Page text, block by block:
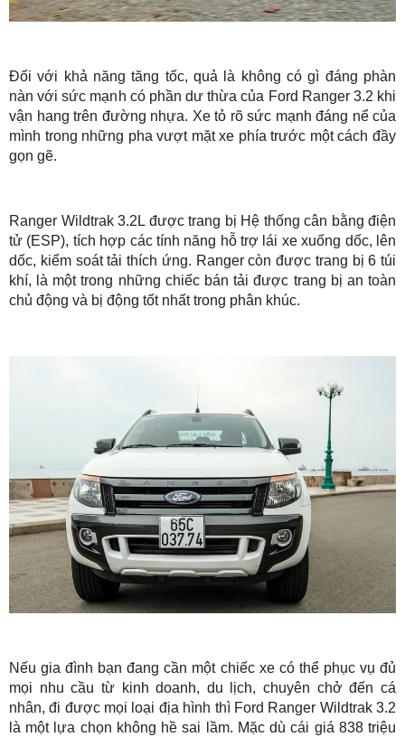
Đối với khả năng tăng tốc, quả là không có gì đáng phàn
nàn với sức mạnh có phần dư thừa của Ford Ranger 3.2 khi
vận hang trên đường nhựa. Xe tỏ rõ sức mạnh đáng nể của
mình trong những pha vượt mặt xe phía trước một cách đầy
gọn gẽ.
Ranger Wildtrak 3.2L được trang bị Hệ thống cân bằng điện
tử (ESP), tích hợp các tính năng hỗ trợ lái xe xuống dốc, lên
dốc, kiểm soát tải thích ứng. Ranger còn được trang bị 6 túi
khí, là một trong những chiếc bán tải được trang bị an toàn
chủ động và bị động tốt nhất trong phân khúc.
Nếu gia đình bạn đang cần một chiếc xe có thể phục vụ đủ
mọi nhu cầu từ kinh doanh, du lịch, chuyên chở đến cá
nhân, đi được mọi loại địa hình thì Ford Ranger Wildtrak 3.2
là một lựa chọn không hề sai lầm. Mặc dù cái giá 838 triệu